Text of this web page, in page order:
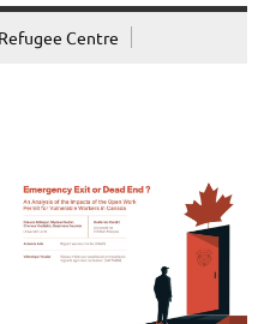
Centre